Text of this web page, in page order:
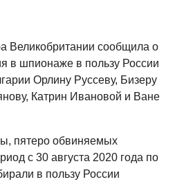
Великобритании сообщила о
в шпионаже в пользу России
Орлину Руссеву, Бизеру
Катрин Ивановой и Ване
пятеро обвиняемых
с 30 августа 2020 года по
в пользу России